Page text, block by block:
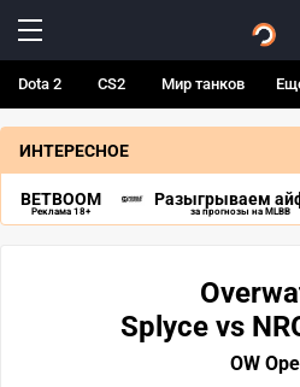
Dota 2 CS2 Мир танков
ИНТЕРЕСНОЕ
BETBOOM
Реклама 18+
Разыгрываем
за прогнозы на MLBB
Splyce vs
OW